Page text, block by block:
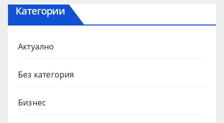
Категории
Актуално
Без категория
Бизнес